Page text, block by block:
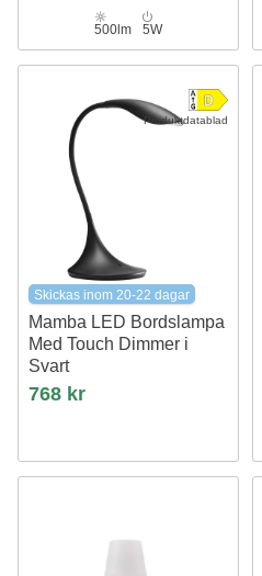
500lm 5W
Produktdatablad
Skickas inom 20-22 dagar
Mamba LED Bordslampa
Med Touch Dimmer i
Svart
Nielsen Light
768 kr